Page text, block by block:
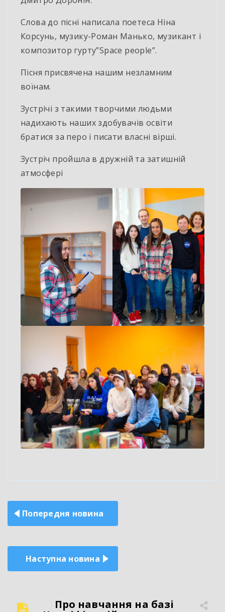
Слова до пісні написала поетеса Ніна
Корсунь, музику-Роман Манько, музикант і
композитор гурту”Space people”.
Пісня присвячена нашим незламним
воїнам.
Зустрічі з такими творчими людьми
надихають наших здобувачів освіти
братися за перо і писати власні вірші.
Зустріч пройшла в дружній та затишній
атмосфері
Навігація
записів
Попередня новина
Наступна новина
Про навчання на базі